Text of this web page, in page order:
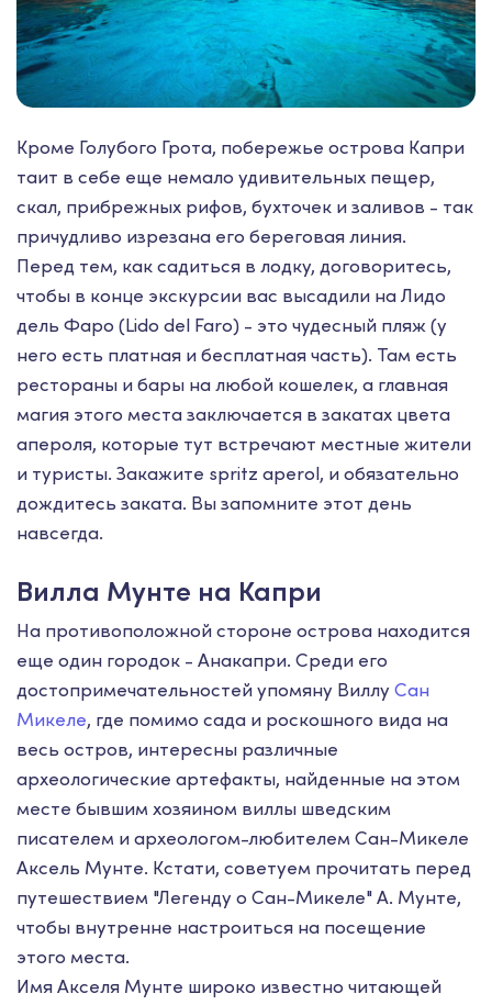
Кроме Голубого Грота, побережье острова Капри
таит в себе еще немало удивительных пещер,
скал, прибрежных рифов, бухточек и заливов - так
причудливо изрезана его береговая линия.
Перед тем, как садиться в лодку, договоритесь,
чтобы в конце экскурсии вас высадили на Лидо
дель Фаро (Lido del Faro) - это чудесный пляж (у
него есть платная и бесплатная часть). Там есть
рестораны и бары на любой кошелек, а главная
магия этого места заключается в закатах цвета
апероля, которые тут встречают местные жители
и туристы. Закажите spritz aperol, и обязательно
дождитесь заката. Вы запомните этот день
навсегда.
Вилла Мунте на Капри
На противоположной стороне острова находится
еще один городок - Анакапри. Среди его
достопримечательностей упомяну ВиллуСан
Микеле, где помимо сада и роскошного вида на
весь остров, интересны различные
археологические артефакты, найденные на этом
месте бывшим хозяином виллы шведским
писателем и археологом-любителем Сан-Микеле
Аксель Мунте. Кстати, советуем прочитать перед
путешествием "Легенду о Сан-Микеле" А. Мунте,
чтобы внутренне настроиться на посещение
этого места.
Имя Акселя Мунте широко известно читающей